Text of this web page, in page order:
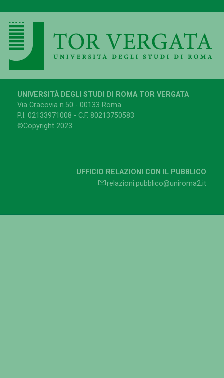
UNIVERSITÀ DEGLI STUDI DI ROMA TOR VERGATA
Via Cracovia n.50 - 00133 Roma
P.I. 02133971008 - C.F. 80213750583
©Copyright 2023
UFFICIO RELAZIONI CON IL PUBBLICO
relazioni.pubblico@uniroma2.it